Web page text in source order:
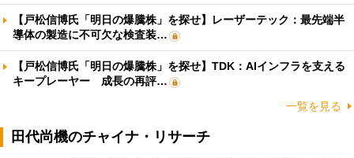
【戸松信博氏「明日の爆騰株」を探せ】レーザーテック：最先端半
導体の製造に不可欠な検査装…
【戸松信博氏「明日の爆騰株」を探せ】TDK：AIインフラを支える
キープレーヤー 成長の再評…
一覧を見る
田代尚機のチャイナ・リサーチ